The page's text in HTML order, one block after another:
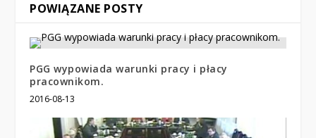
POWIĄZANE POSTY
PGG wypowiada warunki pracy i płacy
pracownikom.
2016-08-13